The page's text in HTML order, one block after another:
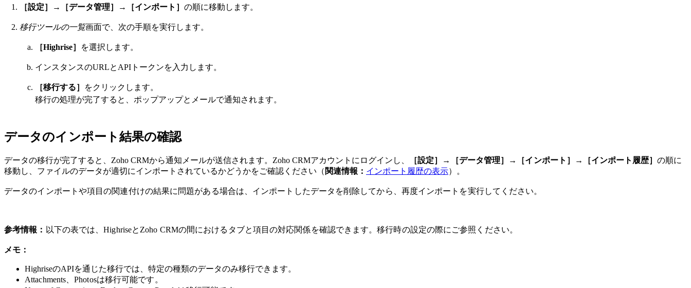
［設定］ → ［データ管理］ → ［インポート］ の順に移動します。
移行ツールの一覧画面で、次の手順を実行します。
［Highrise］ を選択します。
インスタンスのURLとAPIトークンを入力します。
［移行する］
をクリックします。
移行の処理が完了すると、ポップアップとメールで通知されます。
データのインポート結果の確認
データの移行が完了すると、Zoho CRMから通知メールが送信されます。Zoho CRMアカウントにログインし、 ［設定］ → ［データ管理］ → ［インポート］ → ［インポート履歴］の順に
移動し、ファイルのデータが適切にインポートされているかどうかをご確認ください（ 関連情報： インポート履歴の表示）。
データのインポートや項目の関連付けの結果に問題がある場合は、インポートしたデータを削除してから、再度インポートを実行してください。
参考情報： 以下の表では、HighriseとZoho CRMの間におけるタブと項目の対応関係を確認できます。移行時の設定の際にご参照ください。
メモ：
HighriseのAPIを通じた移行では、特定の種類のデータのみ移行できます。
Attachments、Photosは移行可能です。